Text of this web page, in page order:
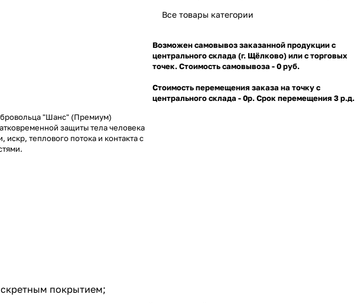
"Шанс" (Премиум)
защиты тела человека
искр, теплового потока и контакта с
Все товары категории
Возможен самовывоз заказанной продукции с
центрального склада (г. Щёлково) или с торговых
точек. Стоимость самовывоза - 0 руб.
Стоимость перемещения заказа на точку с
центрального склада - 0р. Срок перемещения 3 р.д.
покрытием;